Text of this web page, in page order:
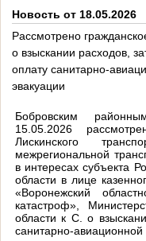
Новость от 18.05.2026
Рассмотрено
о взыскании расходов,
оплату санитарно-
эвакуации
Бобровским
15.05.2026
Лискинского
межрегиональной
в интересах субъекта
области в лице
«Воронежский
катастроф»,
области к С. о
санитарно-авиационной